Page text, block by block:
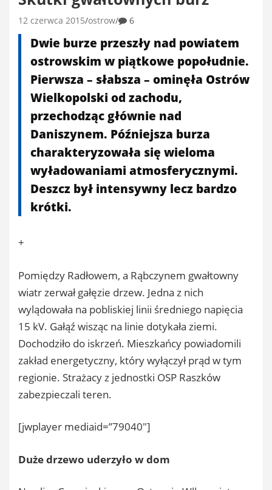
12 czerwca 2015 ostrow 6
Dwie burze przeszły nad powiatem
ostrowskim w piątkowe popołudnie.
Pierwsza – słabsza – ominęła Ostrów
Wielkopolski od zachodu,
przechodząc głównie nad
Daniszynem. Późniejsza burza
charakteryzowała się wieloma
wyładowaniami atmosferycznymi.
Deszcz był intensywny lecz bardzo
krótki.
+
Pomiędzy Radłowem, a Rąbczynem gwałtowny
wiatr zerwał gałęzie drzew. Jedna z nich
wylądowała na pobliskiej linii średniego napięcia
15 kV. Gałąź wisząc na linie dotykała ziemi.
Dochodziło do iskrzeń. Mieszkańcy powiadomili
zakład energetyczny, który wyłączył prąd w tym
regionie. Strażacy z jednostki OSP Raszków
zabezpieczali teren.
[jwplayer mediaid=”79040″]
Duże drzewo uderzyło w dom